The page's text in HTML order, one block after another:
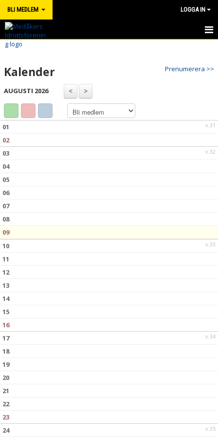
BLI MEDLEM LOGGA IN
HEM
NYHETER
KALENDER
DOKUMENT
Prenumerera >>
Kalender
AUGUSTI 2026
v.31
01
02
v.32
03
04
05
06
07
08
09
v.33
10
11
12
13
14
15
16
v.34
17
18
19
20
21
22
23
v.35
24